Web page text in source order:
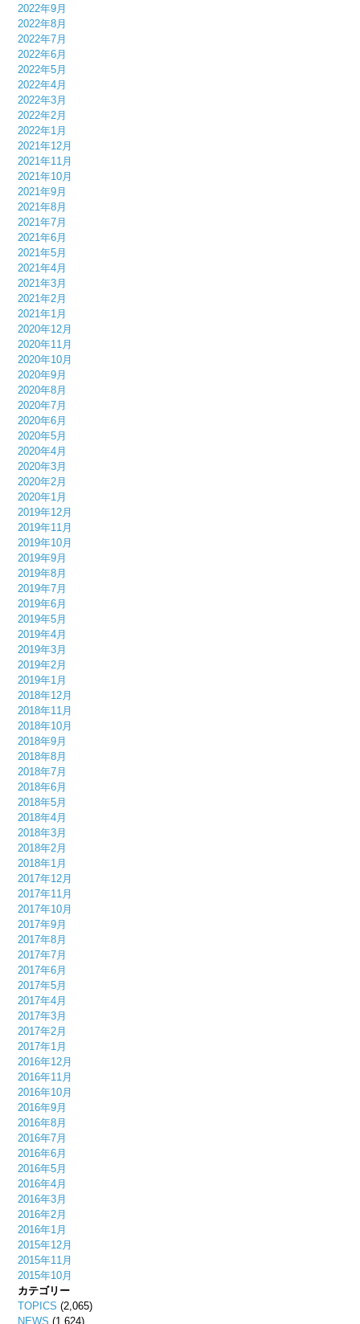
2022年9月
2022年8月
2022年7月
2022年6月
2022年5月
2022年4月
2022年3月
2022年2月
2022年1月
2021年12月
2021年11月
2021年10月
2021年9月
2021年8月
2021年7月
2021年6月
2021年5月
2021年4月
2021年3月
2021年2月
2021年1月
2020年12月
2020年11月
2020年10月
2020年9月
2020年8月
2020年7月
2020年6月
2020年5月
2020年4月
2020年3月
2020年2月
2020年1月
2019年12月
2019年11月
2019年10月
2019年9月
2019年8月
2019年7月
2019年6月
2019年5月
2019年4月
2019年3月
2019年2月
2019年1月
2018年12月
2018年11月
2018年10月
2018年9月
2018年8月
2018年7月
2018年6月
2018年5月
2018年4月
2018年3月
2018年2月
2018年1月
2017年12月
2017年11月
2017年10月
2017年9月
2017年8月
2017年7月
2017年6月
2017年5月
2017年4月
2017年3月
2017年2月
2017年1月
2016年12月
2016年11月
2016年10月
2016年9月
2016年8月
2016年7月
2016年6月
2016年5月
2016年4月
2016年3月
2016年2月
2016年1月
2015年12月
2015年11月
2015年10月
カテゴリー
TOPICS (2,065)
NEWS (1,624)